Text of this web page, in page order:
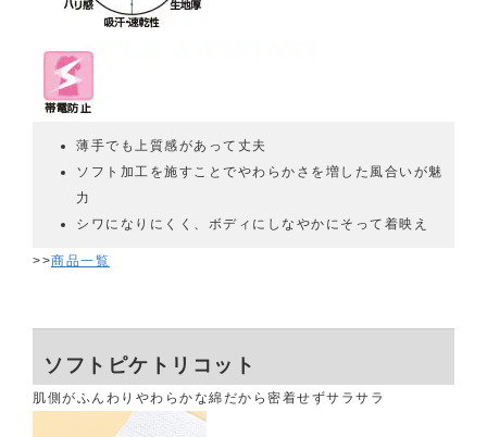
薄手でも上質感があって丈夫
ソフト加工を施すことでやわらかさを増した風合いが魅
力
シワになりにくく、ボディにしなやかにそって着映え
>>商品一覧
ソフトピケトリコット
肌側がふんわりやわらかな綿だから密着せずサラサラ